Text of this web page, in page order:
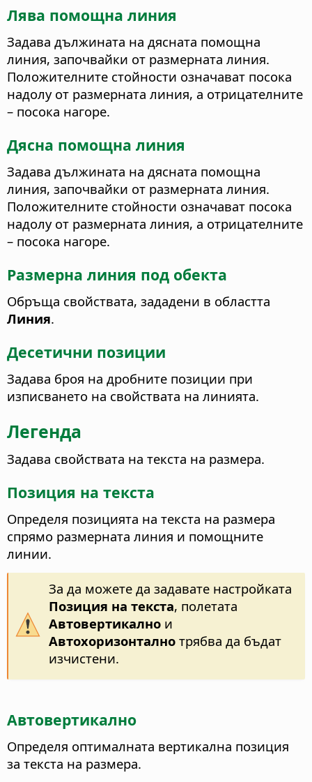
Лява помощна линия
Задава дължината на дясната помощна
линия, започвайки от размерната линия.
Положителните стойности означават посока
надолу от размерната линия, а отрицателните
– посока нагоре.
Дясна помощна линия
Задава дължината на дясната помощна
линия, започвайки от размерната линия.
Положителните стойности означават посока
надолу от размерната линия, а отрицателните
– посока нагоре.
Размерна линия под обекта
Обръща свойствата, зададени в областта
Линия.
Десетични позиции
Задава броя на дробните позиции при
изписването на свойствата на линията.
Легенда
Задава свойствата на текста на размера.
Позиция на текста
Определя позицията на текста на размера
спрямо размерната линия и помощните
линии.
За да можете да задавате настройката
Позиция на текста, полетата
Автовертикалнои
Автохоризонталнотрябва да бъдат
изчистени.
Автовертикално
Определя оптималната вертикална позиция
за текста на размера.